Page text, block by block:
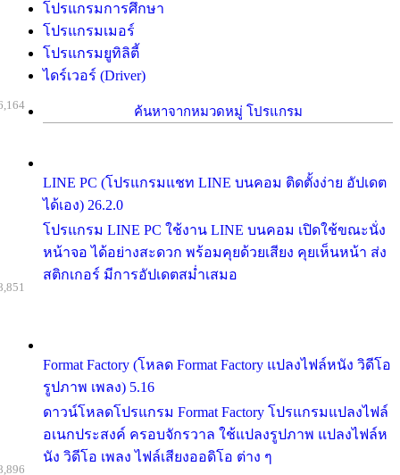
โปรแกรมการศึกษา
โปรแกรมเมอร์
โปรแกรมยูทิลิตี้
ไดร์เวอร์ (Driver)
ค้นหาจากหมวดหมู่ โปรแกรม
LINE PC (โปรแกรมแชท LINE บนคอม ติดตั้งง่าย อัปเดต
ได้เอง) 26.2.0
โปรแกรม LINE PC ใช้งาน LINE บนคอม เปิดใช้ขณะนั่ง
หน้าจอ ได้อย่างสะดวก พร้อมคุยด้วยเสียง คุยเห็นหน้า ส่ง
สติกเกอร์ มีการอัปเดตสม่ำเสมอ
Format Factory (โหลด Format Factory แปลงไฟล์หนัง วิดีโอ
รูปภาพ เพลง) 5.16
ดาวน์โหลดโปรแกรม Format Factory โปรแกรมแปลงไฟล์
อเนกประสงค์ ครอบจักรวาล ใช้แปลงรูปภาพ แปลงไฟล์ห
นัง วิดีโอ เพลง ไฟล์เสียงออดิโอ ต่าง ๆ